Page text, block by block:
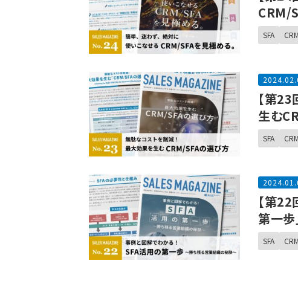
CRM/
SFA CRM
【第
生む
SFA CRM
【第22
第一歩
SFA CRM